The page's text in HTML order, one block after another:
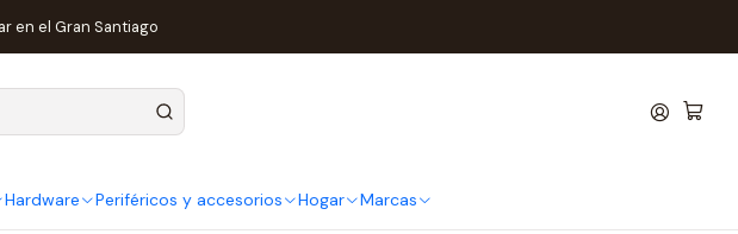
Hardware Periféricos y accesorios Hogar Marcas
en el Gran Santiago
ARMOR ONE